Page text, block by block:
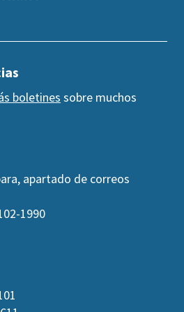
apartado de correos
1990
boletines sobre muchos